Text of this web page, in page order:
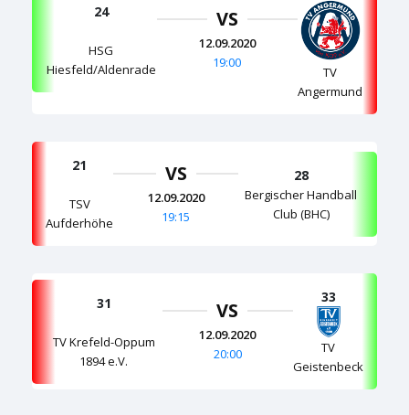
24
HSG
Hiesfeld/Aldenrade
VS
12.09.2020
19:00
TV
Angermund
21
TSV
Aufderhöhe
VS
12.09.2020
19:15
28
Bergischer Handball
Club (BHC)
31
TV Krefeld-Oppum
1894 e.V.
VS
12.09.2020
20:00
33
TV
Geistenbeck